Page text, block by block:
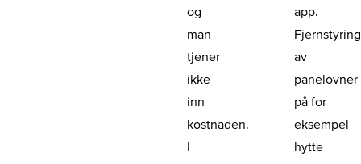
og
man
tjener
ikke
inn
kostnaden.
I
app.
Fjernstyring
av
panelovner
på for
eksempel
hytte